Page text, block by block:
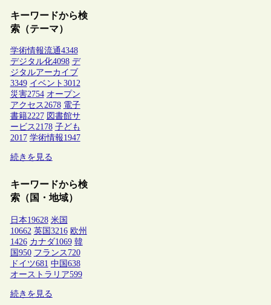
キーワードから検
索（テーマ）
学術情報流通4348
デジタル化4098 デ
ジタルアーカイブ
3349 イベント 3012
災害2754 オープン
アクセス2678 電子
書籍2227 図書館サ
ービス2178 子ども
2017 学術情報1947
続きを見る
キーワードから検
索（国・地域）
日本19628 米国
10662 英国 3216 欧州
1426 カナダ1069 韓
国 950 フランス 720
ドイツ681 中国 638
オーストラリア599
続きを見る